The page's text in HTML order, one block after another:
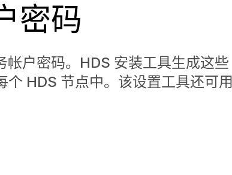
密码
户密码。HDS 安装工具生成这些
HDS 节点中。该设置工具还可用